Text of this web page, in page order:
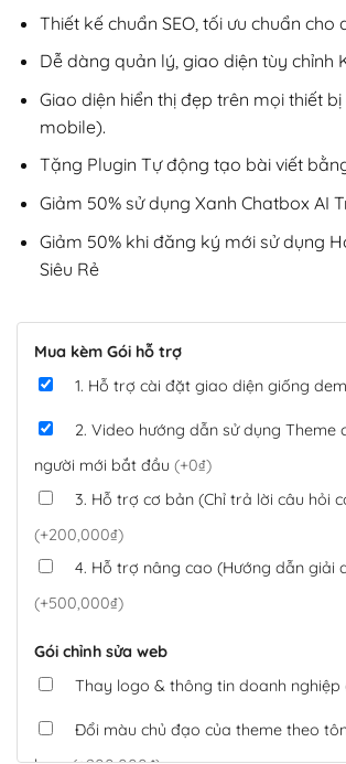
Thiết kế chuẩn SEO, tối ưu chuẩn cho
Dễ dàng quản lý, giao diện tùy chỉnh
Giao diện hiển thị đẹp trên mọi thiết bị
mobile).
Tặng Plugin Tự động tạo bài viết
Giảm 50% sử dụng Xanh Chatbox AI
Giảm 50% khi đăng ký mới sử dụng
Siêu Rẻ
Mua kèm Gói hỗ trợ
1. Hỗ trợ cài đặt giao diện giống
2. Video hướng dẫn sử dụng Theme
người mới bắt đầu (+0₫)
3. Hỗ trợ cơ bản (Chỉ trả lời câu hỏi
(+200,000₫)
4. Hỗ trợ nâng cao (Hướng dẫn giải
(+500,000₫)
Gói chỉnh sửa web
Thay logo & thông tin doanh nghiệp
Đổi màu chủ đạo của theme theo